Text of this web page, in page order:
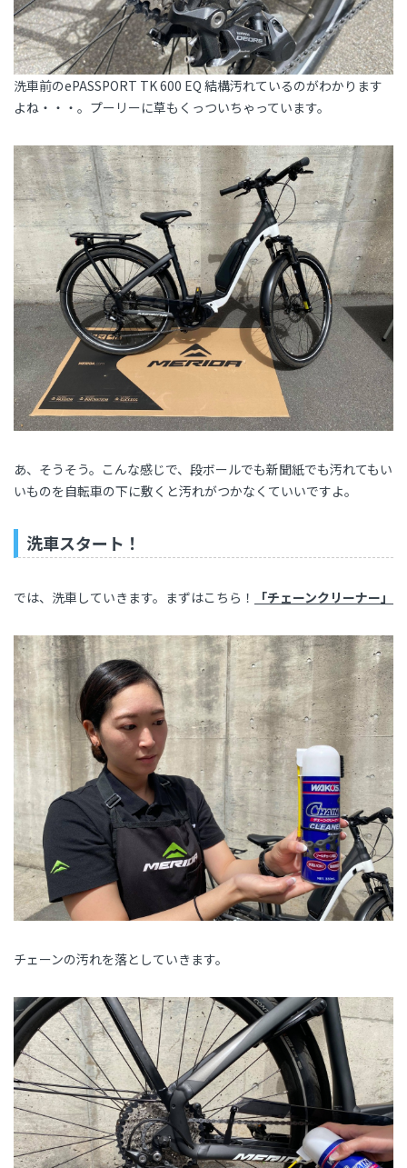
洗車前のePASSPORT TK 600 EQ 結構汚れているのがわかります
よね・・・。プーリーに草もくっついちゃっています。
あ、そうそう。こんな感じで、段ボールでも新聞紙でも汚れてもい
いものを自転車の下に敷くと汚れがつかなくていいですよ。
洗車スタート！
では、洗車していきます。まずはこちら！ 「チェーンクリーナー」
チェーンの汚れを落としていきます。